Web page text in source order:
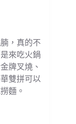
，真的不
來吃火鍋
牌叉燒、
雙拼可以
麵。